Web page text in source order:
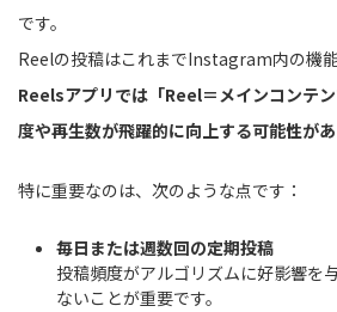
です。
Reelの投稿はこれまでInstagram内の機能
Reelsアプリでは「Reel＝メインコンテ
度や再生数が飛躍的に向上する可能性が
特に重要なのは、次のような点です：
毎日または週数回の定期投稿
投稿頻度がアルゴリズムに好影響を
ないことが重要です。